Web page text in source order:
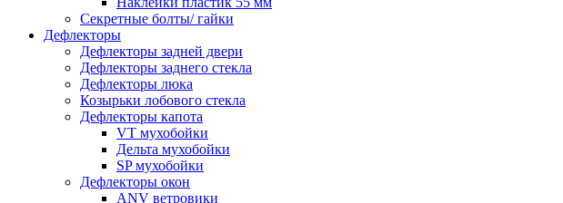
Секретные болты/ гайки
Дефлекторы
Дефлекторы задней двери
Дефлекторы заднего стекла
Дефлекторы люка
Козырьки лобового стекла
Дефлекторы капота
VT мухобойки
Дельта мухобойки
SP мухобойки
Дефлекторы окон
ANV ветровики